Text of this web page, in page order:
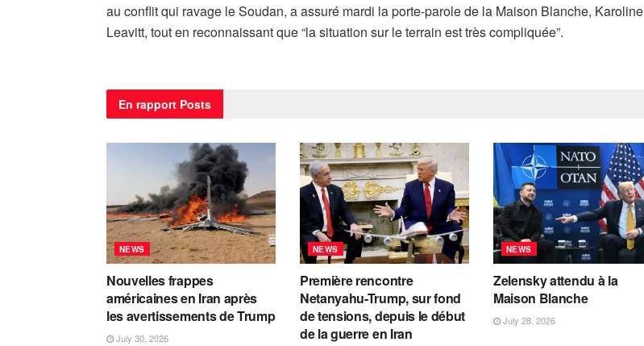
au conflit qui ravage le Soudan, a assuré mardi la porte-parole de la Maison Blanche, Karoline
Leavitt, tout en reconnaissant que “la situation sur le terrain est très compliquée”.
En rapport Posts
NEWS
Nouvelles frappes
américaines en Iran après
les avertissements de Trump
July 30, 2026
NEWS
Première rencontre
Netanyahu-Trump, sur fond
de tensions, depuis le début
de la guerre en Iran
NEWS
Zelensky attendu à la
Maison Blanche
July 28, 2026